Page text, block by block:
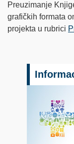
Preuzimanje
grafičkih formata
projekta u rubrici